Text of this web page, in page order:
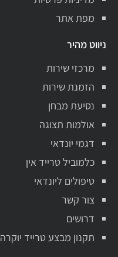
מפת אתר
ניווט מהיר
מרכזי שירות
הזמנת שירות
נסיעת מבחן
אולמות תצוגה
דגמי יונדאי
כלמוביל טרייד אין
טיפולים ליונדאי
צור קשר
דרושים
תקנון מבצע טרייד יוקרה